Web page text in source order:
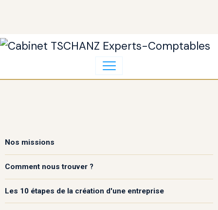
Nos missions
Comment nous trouver ?
Les 10 étapes de la création d'une entreprise